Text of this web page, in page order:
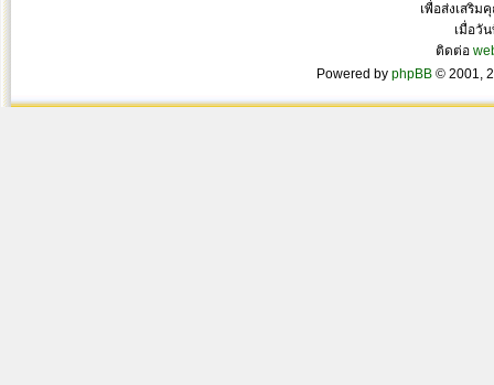
เพื่อส่งเสริม
เมื่อวั
ติดต่อ
Powered by phpBB © 2001,